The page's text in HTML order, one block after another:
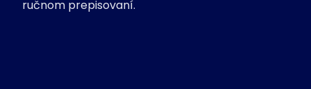
ručnom prepisovaní.